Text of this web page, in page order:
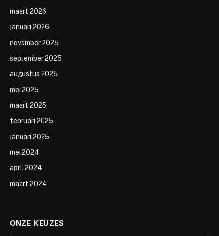
maart 2026
januari 2026
november 2025
september 2025
augustus 2025
mei 2025
maart 2025
februari 2025
januari 2025
mei 2024
april 2024
maart 2024
ONZE KEUZES